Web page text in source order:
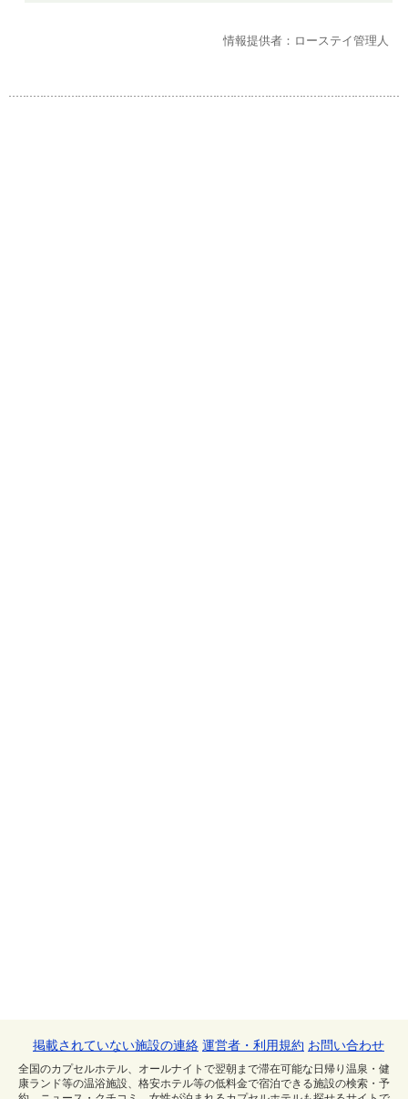
情報提供者：ローステイ管理人
掲載されていない施設の連絡 運営者・利用規約 お問い合わせ
全国のカプセルホテル、オールナイトで翌朝まで滞在可能な日帰り温泉・健
康ランド等の温浴施設、格安ホテル等の低料金で宿泊できる施設の検索・予